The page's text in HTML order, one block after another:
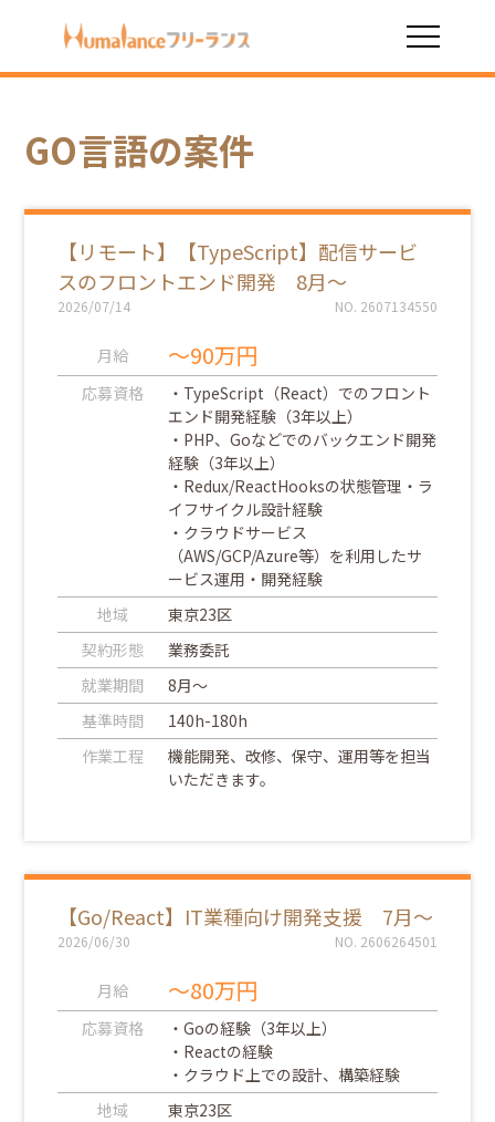
HOME GO言語
GO言語の案件
【リモート】【TypeScript】配信サービ
スのフロントエンド開発 8月～
2026/07/14 NO. 2607134550
月給 ～90万円
応募資格
・TypeScript（React）でのフロント
エンド開発経験（3年以上）
・PHP、Goなどでのバックエンド開発
経験（3年以上）
・Redux/ReactHooksの状態管理・ラ
イフサイクル設計経験
・クラウドサービス
（AWS/GCP/Azure等）を利用したサ
ービス運用・開発経験
地域
東京23区
契約形態
業務委託
就業期間
8月～
基準時間
140h-180h
作業工程
機能開発、改修、保守、運用等を担当
いただきます。
【Go/React】IT業種向け開発支援 7月～
2026/06/30 NO. 2606264501
月給 ～80万円
応募資格
・Goの経験（3年以上）
・Reactの経験
・クラウド上での設計、構築経験
地域
東京23区